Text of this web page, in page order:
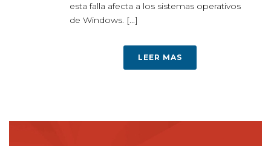
esta falla afecta a los sistemas operativos
de Windows. [...]
LEER MAS